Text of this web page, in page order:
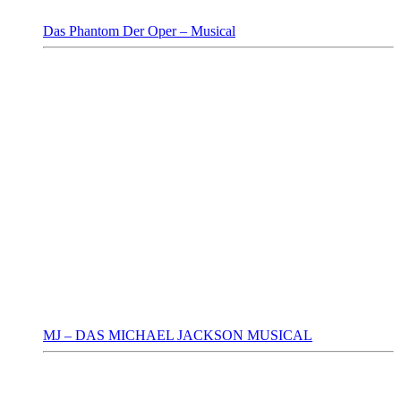
Das Phantom Der Oper – Musical
MJ – DAS MICHAEL JACKSON MUSICAL